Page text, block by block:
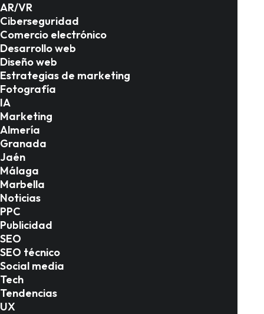
AR/VR
Ciberseguridad
Comercio electrónico
Desarrollo web
Diseño web
Estrategias de marketing
Fotografía
IA
Marketing
Almería
Granada
Jaén
Málaga
Marbella
Noticias
PPC
Publicidad
SEO
SEO técnico
Social media
Tech
Tendencias
UX
Introducción
Si llevas tiempo intentando que tu negocio